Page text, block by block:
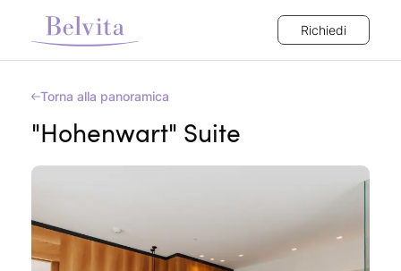
Richiedi
Torna alla panoramica
"Hohenwart" Suite